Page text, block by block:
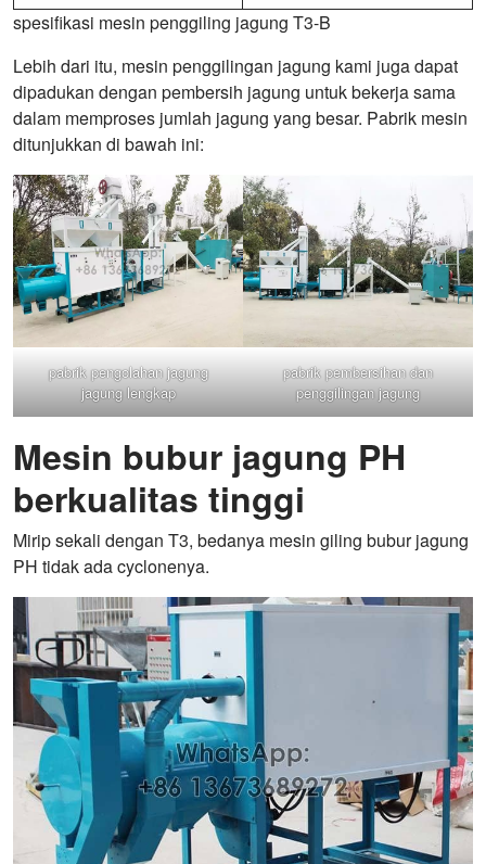
spesifikasi mesin penggiling jagung T3-B
Lebih dari itu, mesin penggilingan jagung kami juga dapat
dipadukan dengan pembersih jagung untuk bekerja sama
dalam memproses jumlah jagung yang besar. Pabrik mesin
ditunjukkan di bawah ini:
pabrik pengolahan jagung
jagung lengkap
pabrik pembersihan dan
penggilingan jagung
Mesin bubur jagung PH
berkualitas tinggi
Mirip sekali dengan T3, bedanya mesin giling bubur jagung
PH tidak ada cyclonenya.